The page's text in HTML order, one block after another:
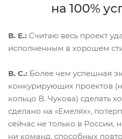
на 100%
В. Е.: Считаю весь проект
исполненным в хорошем
В. С.: Более чем успешная
конкурирующих проектов
кольцо В. Чукова) сделать
сделано на «Емелях»,
сейчас не только в России,
ни команд, способных